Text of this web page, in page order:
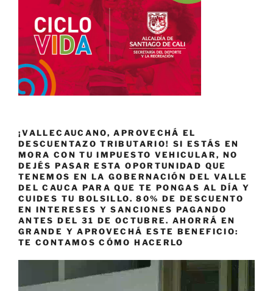
¡VALLECAUCANO, APROVECHÁ EL
DESCUENTAZO TRIBUTARIO! SI ESTÁS EN
MORA CON TU IMPUESTO VEHICULAR, NO
DEJÉS PASAR ESTA OPORTUNIDAD QUE
TENEMOS EN LA GOBERNACIÓN DEL VALLE
DEL CAUCA PARA QUE TE PONGAS AL DÍA Y
CUIDES TU BOLSILLO. 80% DE DESCUENTO
EN INTERESES Y SANCIONES PAGANDO
ANTES DEL 31 DE OCTUBRE. AHORRÁ EN
GRANDE Y APROVECHÁ ESTE BENEFICIO:
TE CONTAMOS CÓMO HACERLO